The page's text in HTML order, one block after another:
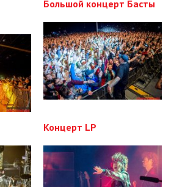
Большой концерт Басты
Концерт LP